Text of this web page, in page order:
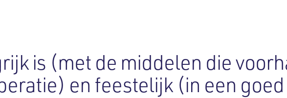
is (met de middelen die
en feestelijk (in een